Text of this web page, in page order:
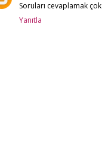
Soruları cevaplamak
Yanıtla